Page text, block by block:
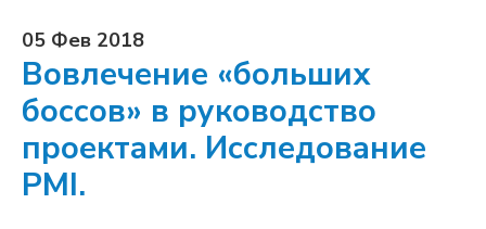
05 Фев 2018
Вовлечение «больших
боссов» в руководство
проектами. Исследование
PMI.